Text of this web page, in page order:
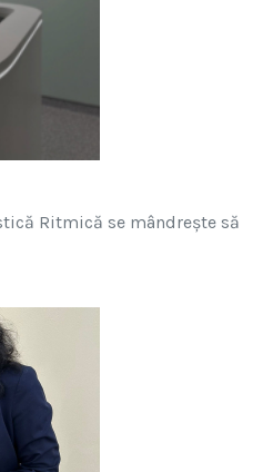
Ritmică se mândrește să